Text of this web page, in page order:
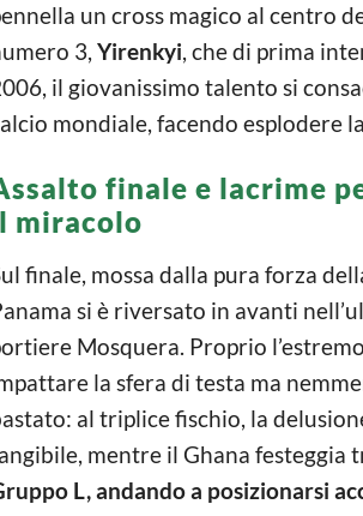
un cross magico al centro
3, Yirenkyi, che di prima
il giovanissimo talento si
mondiale, facendo esplodere
finale e lacrime
miracolo
finale, mossa dalla pura forza
si è riversato in avanti
Mosquera. Proprio
la sfera di testa ma
al triplice fischio, la
mentre il Ghana festeggia
L, andando a posizionarsi